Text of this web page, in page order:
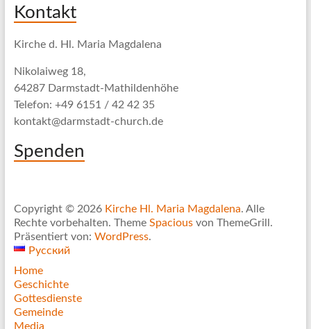
Kontakt
Kirche d. Hl. Maria Magdalena
Nikolaiweg 18,
64287 Darmstadt-Mathildenhöhe
Telefon: +49 6151 / 42 42 35
kontakt@darmstadt-church.de
Spenden
Copyright © 2026 Kirche Hl. Maria Magdalena. Alle
Rechte vorbehalten. Theme Spaciousvon ThemeGrill.
Präsentiert von: WordPress.
Русский
Home
Geschichte
Gottesdienste
Gemeinde
Media